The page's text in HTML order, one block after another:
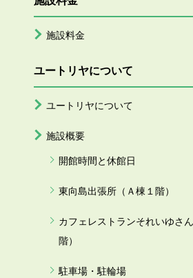
施設料金
ユートリヤについて
ユートリヤについて
施設概要
開館時間と休館日
東向島出張所（Ａ棟１階）
カフェレストランそれいゆさ
階）
駐車場・駐輪場